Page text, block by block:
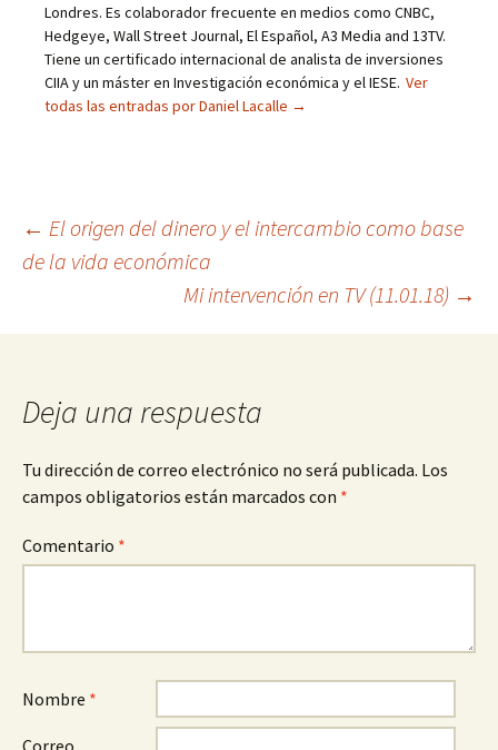
Londres. Es colaborador frecuente en medios como CNBC,
Hedgeye, Wall Street Journal, El Español, A3 Media and 13TV.
Tiene un certificado internacional de analista de inversiones
CIIA y un máster en Investigación económica y el IESE. Ver
todas las entradas por Daniel Lacalle →
Navegación
de
← El origen del dinero y el intercambio como base
de la vida económica
Mi intervención en TV (11.01.18) →
Deja una respuesta
Tu dirección de correo electrónico no será publicada. Los
campos obligatorios están marcados con *
Comentario *
Nombre *
Correo